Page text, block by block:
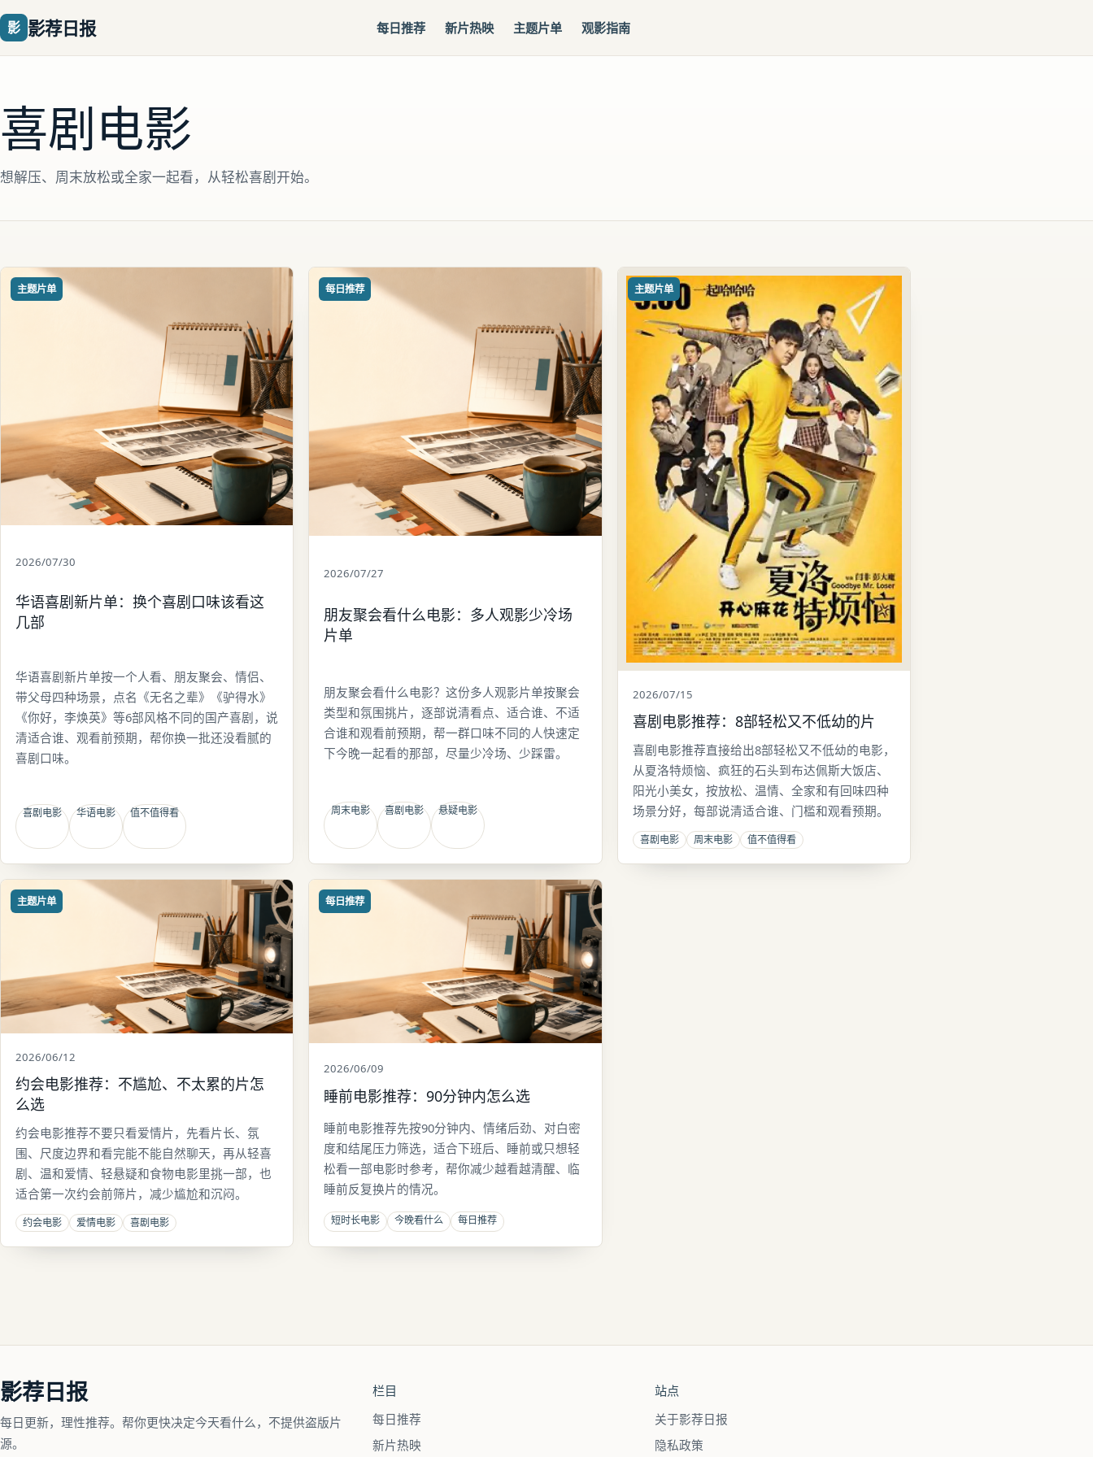
影 影荐日报 每日推荐 新片热映 主题片单 观影指南
喜剧电影
想解压、周末放松或全家一起看，从轻松喜剧开始。
主题片单
2026/07/30
华语喜剧新片单：换个喜剧口味该看这
几部
华语喜剧新片单按一个人看、朋友聚会、情侣、
带父母四种场景，点名《无名之辈》《驴得水》
《你好，李焕英》等6部风格不同的国产喜剧，说
清适合谁、观看前预期，帮你换一批还没看腻的
喜剧口味。
喜剧电影 华语电影 值不值得看
每日推荐
2026/07/27
朋友聚会看什么电影：多人观影少冷场
片单
朋友聚会看什么电影？这份多人观影片单按聚会
类型和氛围挑片，逐部说清看点、适合谁、不适
合谁和观看前预期，帮一群口味不同的人快速定
下今晚一起看的那部，尽量少冷场、少踩雷。
周末电影 喜剧电影 悬疑电影
主题片单
2026/07/15
喜剧电影推荐：8部轻松又不低幼的片
喜剧电影推荐直接给出8部轻松又不低幼的电影，
从夏洛特烦恼、疯狂的石头到布达佩斯大饭店、
阳光小美女，按放松、温情、全家和有回味四种
场景分好，每部说清适合谁、门槛和观看预期。
喜剧电影 周末电影 值不值得看
主题片单
2026/06/12
约会电影推荐：不尴尬、不太累的片怎
么选
约会电影推荐不要只看爱情片，先看片长、氛
围、尺度边界和看完能不能自然聊天，再从轻喜
剧、温和爱情、轻悬疑和食物电影里挑一部，也
适合第一次约会前筛片，减少尴尬和沉闷。
约会电影 爱情电影 喜剧电影
每日推荐
2026/06/09
睡前电影推荐：90分钟内怎么选
睡前电影推荐先按90分钟内、情绪后劲、对白密
度和结尾压力筛选，适合下班后、睡前或只想轻
松看一部电影时参考，帮你减少越看越清醒、临
睡前反复换片的情况。
短时长电影 今晚看什么 每日推荐
影荐日报
每日更新，理性推荐。帮你更快决定今天看什么，不提供盗版片
源。
栏目
每日推荐
新片热映
站点
关于影荐日报
隐私政策